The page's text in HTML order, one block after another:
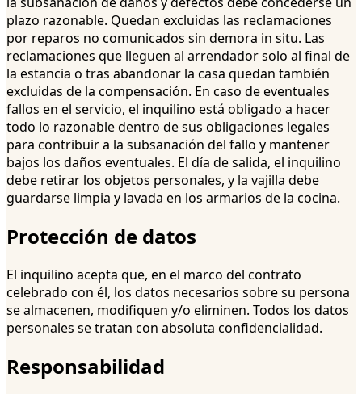
plazo razonable. Quedan excluidas las reclamaciones
por reparos no comunicados sin demora in situ. Las
reclamaciones que lleguen al arrendador solo al final de
la estancia o tras abandonar la casa quedan también
excluidas de la compensación. En caso de eventuales
fallos en el servicio, el inquilino está obligado a hacer
todo lo razonable dentro de sus obligaciones legales
para contribuir a la subsanación del fallo y mantener
bajos los daños eventuales. El día de salida, el inquilino
debe retirar los objetos personales, y la vajilla debe
guardarse limpia y lavada en los armarios de la cocina.
Protección de datos
El inquilino acepta que, en el marco del contrato
celebrado con él, los datos necesarios sobre su persona
se almacenen, modifiquen y/o eliminen. Todos los datos
personales se tratan con absoluta confidencialidad.
Responsabilidad